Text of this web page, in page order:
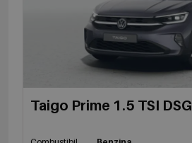
Taigo Prime 1.5 TSI DSG